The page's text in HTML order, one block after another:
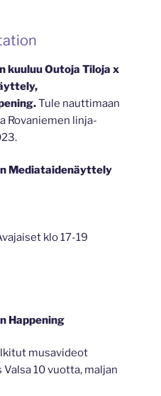
kuuluu Outoja Tiloja x
Tule nauttimaan
Rovaniemen linja-
Mediataidenäyttely
klo 17-19
Happening
musavideot
10 vuotta, maljan